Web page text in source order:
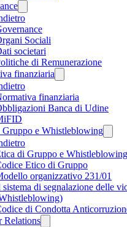
Sociali
societari
di Remunerazione
finanziaria
finanziaria
Banca di Udine
Gruppo e Whistleblowing
di Gruppo e Whistleblowing
Etico di Gruppo
organizzativo 231/01
sistema di segnalazione delle
di Condotta
Relations